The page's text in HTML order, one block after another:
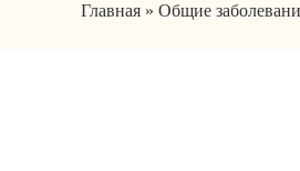
Главная » Общие